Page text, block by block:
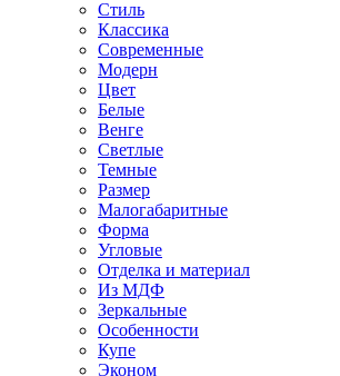
Стиль
Классика
Современные
Модерн
Цвет
Белые
Венге
Светлые
Темные
Размер
Малогабаритные
Форма
Угловые
Отделка и материал
Из МДФ
Зеркальные
Особенности
Купе
Эконом